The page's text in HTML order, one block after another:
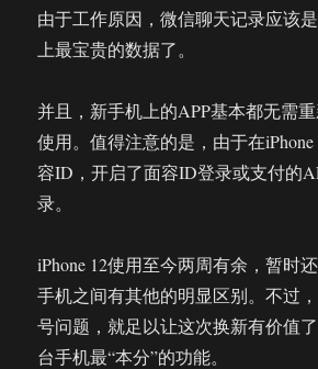
由于工作原因，微信聊天记录应该
上最宝贵的数据了。
并且，新手机上的APP基本都无需
使用。值得注意的是，由于在
容ID，开启了面容ID登录或支付的
录。
iPhone 12使用至今两周有余，暂时
手机之间有其他的明显区别。不过
号问题，就足以让这次换新有价值
台手机最“本分”的功能。